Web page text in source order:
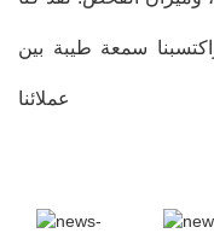
لأكثر من 18 عامًا واكتسبنا سمعة طيبة بين